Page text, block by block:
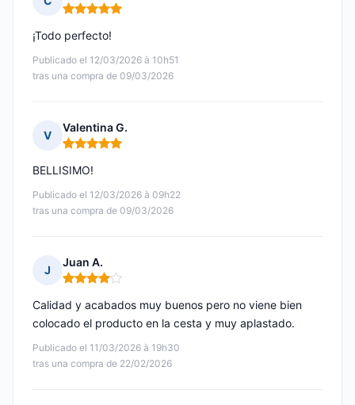
Nota: 5 de 5
Publicado el 12/03/2026 à 10h51
tras una compra de 09/03/2026
¡Todo perfecto!
V
Valentina G.
Nota: 5 de 5
Publicado el 12/03/2026 à 09h22
tras una compra de 09/03/2026
BELLISIMO!
J
Juan A.
Nota: 4 de 5
Publicado el 11/03/2026 à 19h30
tras una compra de 22/02/2026
Calidad y acabados muy buenos pero no viene bien
colocado el producto en la cesta y muy aplastado.